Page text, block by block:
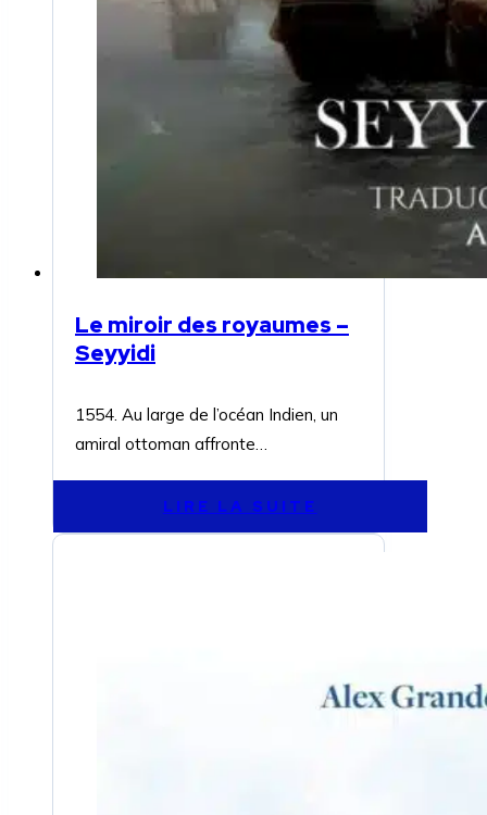
Le miroir des royaumes –
Seyyidi
1554. Au large de l’océan Indien, un
amiral ottoman affronte…
LIRE LA SUITE